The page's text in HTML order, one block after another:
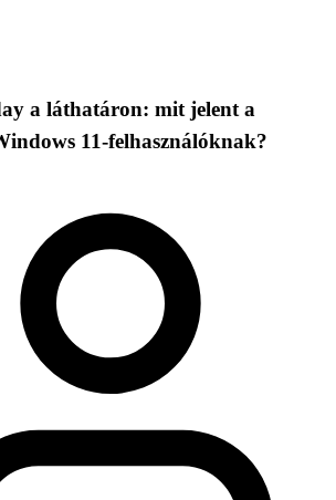
a láthatáron: mit jelent a
11-felhasználóknak?